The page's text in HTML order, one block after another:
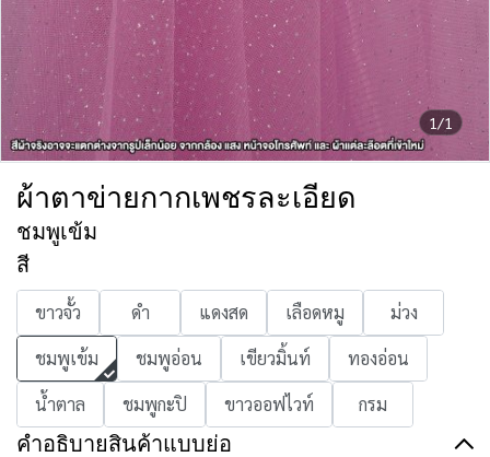
1/1
ผ้าตาข่ายกากเพชรละเอียด
ชมพูเข้ม
สี
ขาวจั้ว ดำ แดงสด เลือดหมู
ม่วง
ชมพูเข้ม
ชมพูอ่อน เขียวมิ้นท์
ทองอ่อน
น้ำตาล
ชมพูกะปิ ขาวออฟไวท์ กรม
คำอธิบายสินค้าแบบย่อ